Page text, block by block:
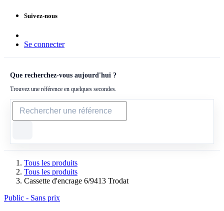
Suivez-nous
Se connecter
Que recherchez-vous aujourd'hui ?
Trouvez une référence en quelques secondes.
Tous les produits
Tous les produits
Cassette d'encrage 6/9413 Trodat
Public - Sans prix